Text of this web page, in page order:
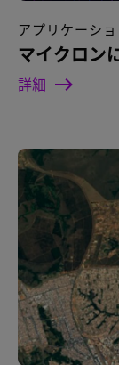
アプリケーショ
マイクロン
詳細